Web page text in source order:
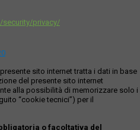
privacy/
sito internet tratta i dati in base
del presente sito internet
alla possibilità di memorizzare solo i
“cookie tecnici”) per il
o facoltativa del